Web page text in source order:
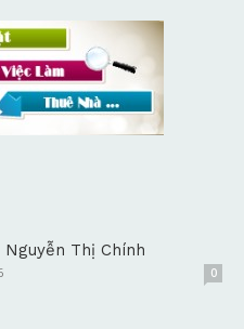
Nguyễn Thị Chính
0